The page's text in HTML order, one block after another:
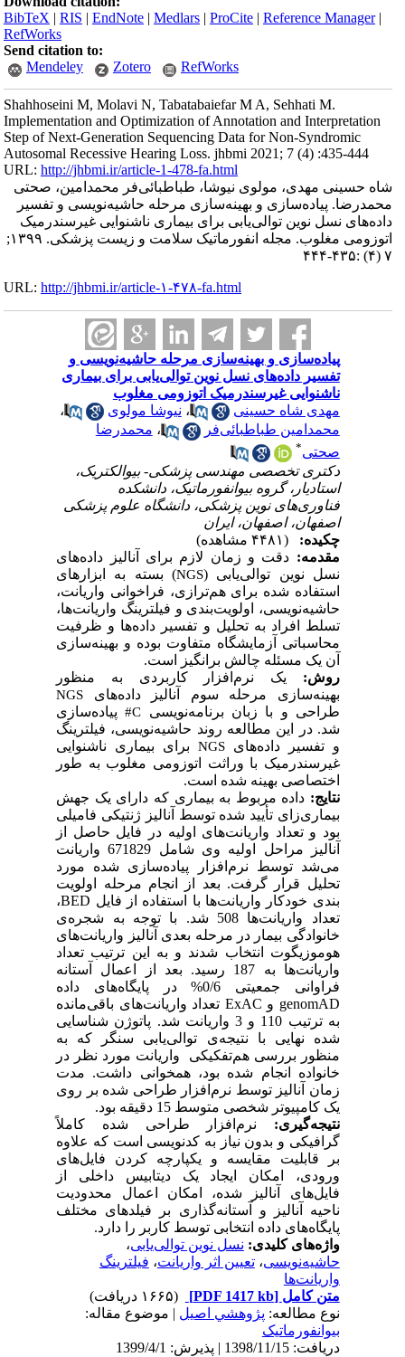
BibTeX |RIS |EndNote |Medlars |ProCite |Reference Manager
RefWorks
Send citation to:
Mendeley
Zotero RefWorks
Shahhoseini M, Molavi N, Tabatabaiefar M A, Sehhati M.
Implementation and Optimization of Annotation and Interpretation
Step of Next-Generation Sequencing Data for Non-Syndromic
Autosomal Recessive Hearing Loss. jhbmi 2021; 7 (4) :435-444
URL:http://jhbmi.ir/article-1-478-fa.html
شاه حسینی مهدی، مولوی نیوشا، طباطبائی‌فر محمدامین، صحتی
محمدرضا. پیاده‌سازی و بهینه‌سازی مرحله حاشیه‌نویسی و تفسیر
داده‌های نسل نوین توالی‌یابی برای بیماری ناشنوایی غیر‌سندرمیک
اتوزومی مغلوب. مجله انفورماتیک سلامت و زیست پزشکی. ۱۳۹۹;
URL:http://jhbmi.ir/article-۱-۴۷۸-fa.html
پیاده‌سازی و بهینه‌سازی مرحله حاشیه‌نویسی و
تفسیر داده‌های نسل نوین توالی‌یابی برای بیماری
ناشنوایی غیر‌سندرمیک اتوزومی مغلوب
مهدی شاه حسینی
،نیوشا مولوی
،
محمدامین طباطبائی‌فر
،محمدرضا
صحتی
دکتری تخصصی مهندسی پزشکی- بیوالکتریک،
استادیار، گروه بیوانفورماتیک، دانشکده
فناوری‌های نوین پزشکی، دانشگاه علوم پزشکی
اصفهان، اصفهان، ایران
چکیده:
مقدمه:دقت و زمان لازم برای آنالیز داده‌های
نسل نوین توالی‌یابی (
NGS) بسته به ابزارهای
استفاده شده برای هم‌ترازی، فراخوانی واریانت،
حاشیه‌نویسی، اولویت‌بندی و فیلترینگ واریانت‌ها،
تسلط افراد به تحلیل و تفسیر داده‌ها و ظرفیت
محاسباتی آزمایشگاه متفاوت بوده و بهینه‌سازی
آن یک مسئله چالش برانگیز است.
روش: یک نرم‌افزار کاربردی به منظور
بهینه‌سازی مرحله‌ سوم آنالیز داده‌های
NGS
طراحی و با زبان برنامه‌نویسیC
#پیاده‌سازی
شد. در این مطالعه روند حاشیه‌نویسی، فیلترینگ
و تفسیر داده‌هایNGS برای بیماری ناشنوایی
غیرسندرمیک با وراثت اتوزومی مغلوب به طور
اختصاصی بهینه شده است.
نتایج:داده مربوط به بیماری که دارای یک جهش
بیماری‌زای تأیید شده توسط آنالیز ژنتیکی فامیلی
بود و تعداد واریانت‌های اولیه در فایل حاصل از
آنالیز مراحل اولیه وی شامل 671829 واریانت
می‌شد توسط نرم‌افزار پیاده‌سازی شده مورد
تحلیل قرار گرفت. بعد از انجام مرحله‌ اولویت
بندی خودکار واریانت‌ها با استفاده از فایل BED،
تعداد واریانت‌ها 508 شد. با توجه به شجره‌ی
خانوادگی بیمار در مرحله بعدی آنالیز واریانت‌های
هوموزیگوت انتخاب شدند و به این ترتیب تعداد
واریانت‌ها به 187 رسید. بعد از اعمال آستانه
فراوانی جمعیتی 0/6% در پایگاه‌های داده
genomADوExACتعداد واریانت‌های باقی‌مانده
به ترتیب 110 و 3 واریانت شد. پاتوژن شناسایی
شده نهایی با نتیجه‌ی توالی‌یابی سنگر که به
منظور بررسی هم‌تفکیکی واریانت مورد نظر در
خانواده انجام شده بود، همخوانی داشت. مدت
زمان آنالیز توسط نرم‌افزار طراحی شده بر روی
یک کامپیوتر شخصی متوسط 15 دقیقه بود.
نتیجه‌گیری:نرم‌افزار طراحی شده کاملاً
گرافیکی و بدون نیاز به کدنویسی است که علاوه
بر قابلیت مقایسه و یکپارچه کردن فایل‌های
ورودی، امکان ایجاد یک دیتابیس داخلی از
فایلهای آنالیز شده، امکان اعمال محدودیت
ناحیه آنالیز و آستانه‌گذاری بر فیلدهای مختلف
پایگاه‌های داده‌ انتخابی توسط کاربر را دارد.
واژه‌های کلیدی:نسل نوین توالی‌یابی،
حاشیه‌نویسی،تعیین اثر واریانت،فیلترینگ
واریانت‌ها
متن کامل[PDF 1417 kb]
نوع مطالعه:پژوهشي اصیل| موضوع مقاله:
بیوانفورماتیک
دریافت: 1398/11/15 | پذیرش: 1399/4/1